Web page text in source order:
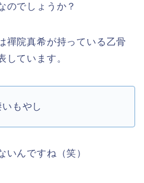
のでしょうか？
禪院真希が持っている乙骨
しています。
もやし
いんですね（笑）